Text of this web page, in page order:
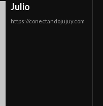
Julio
https://conectandojujuy.com